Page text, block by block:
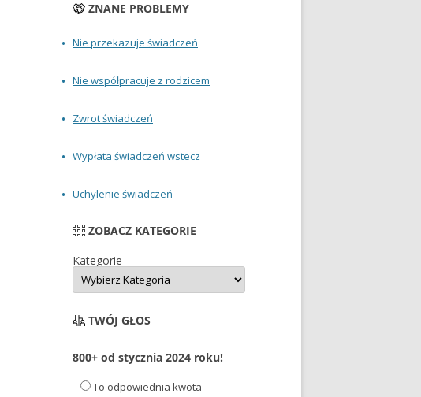
ZNANE PROBLEMY
Nie przekazuje świadczeń
Nie współpracuje z rodzicem
Zwrot świadczeń
Wypłata świadczeń wstecz
Uchylenie świadczeń
ZOBACZ KATEGORIE
Kategorie
TWÓJ GŁOS
800+ od stycznia 2024 roku!
To odpowiednia kwota